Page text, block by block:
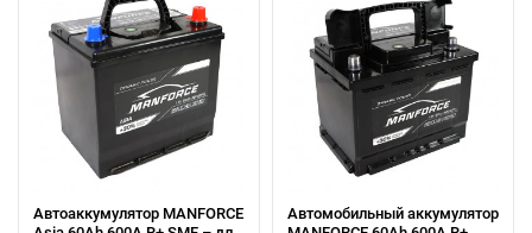
Автоаккумулятор MANFORCE
Автомобильный аккумулятор